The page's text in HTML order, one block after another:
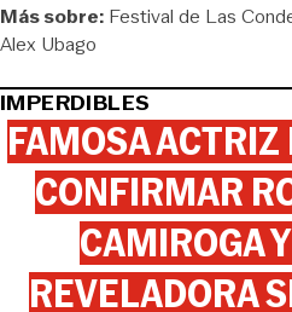
Más sobre: Festival de Las
Alex Ubago
IMPERDIBLES
FAMOSA
CONFIRMAR
CAMIROGA
REVELADORA